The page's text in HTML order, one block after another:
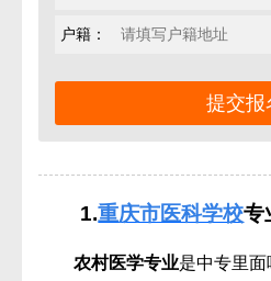
户籍：
1.重庆市医科学校专
农村医学专业是中专里